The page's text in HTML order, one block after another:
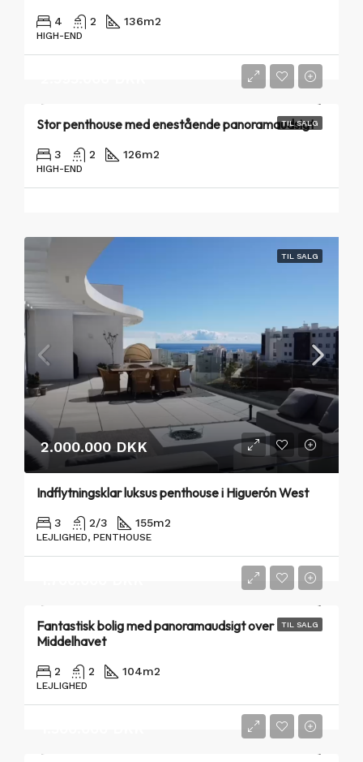
4 2 136m2
HIGH-END
TIL SALG
Stor penthouse med enestående panoramaudsigt
3 2 126m2
HIGH-END
TIL SALG
2.000.000 DKK
Indflytningsklar luksus penthouse i Higuerón West
3 2/3 155m2
LEJLIGHED, PENTHOUSE
TIL SALG
Fantastisk bolig med panoramaudsigt over
Middelhavet
2 2 104m2
LEJLIGHED